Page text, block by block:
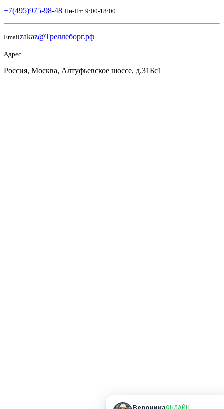
+7(495)975-98-48 Пн-Пт: 9:00-18:00
Emailzakaz@Треллеборг.рф
Адрес
Россия, Москва, Алтуфьевское шоссе, д.31Бс1
ВероникаОНЛАЙН